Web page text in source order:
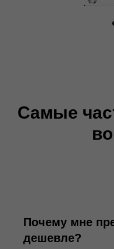
Самые
Почему мне
дешевле?